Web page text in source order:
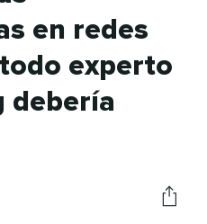
en redes
experto
debería